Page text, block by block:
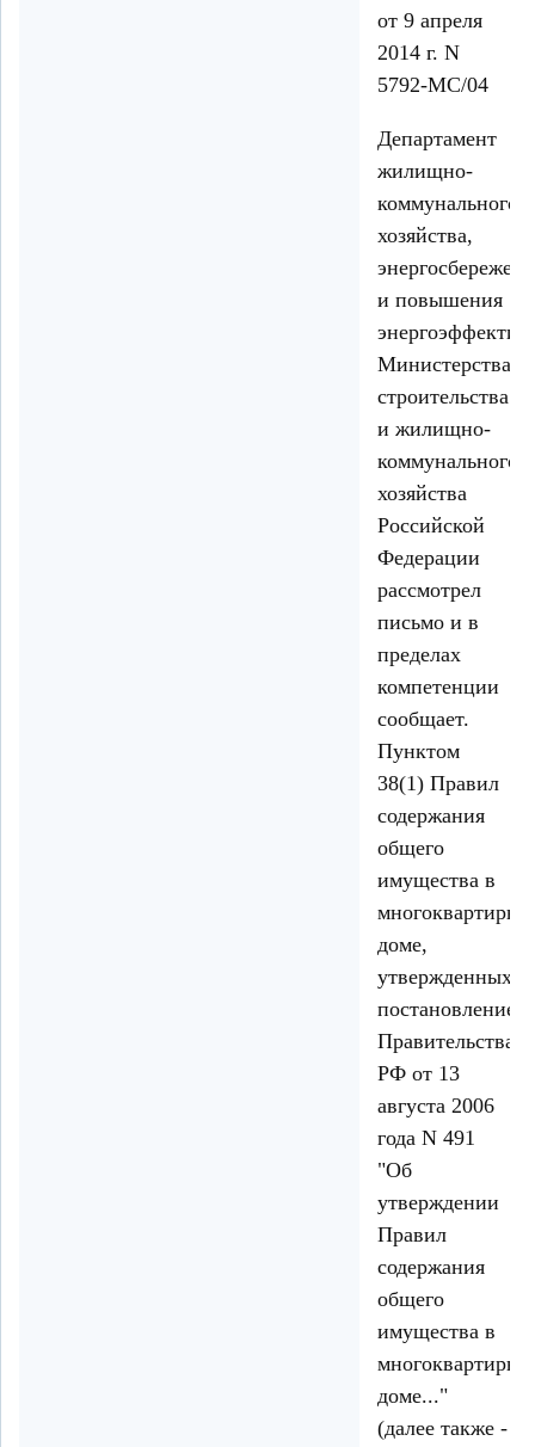
от 9 апреля
2014 г. N
5792-МС/04
Департамент
жилищно-
коммунального
хозяйства,
и повышения
Министерства
строительства
и жилищно-
коммунального
хозяйства
Российской
Федерации
рассмотрел
письмо и в
пределах
компетенции
сообщает.
Пунктом
38(1) Правил
содержания
общего
имущества в
доме,
утвержденных
постановлением
Правительства
РФ от 13
августа 2006
года N 491
"Об
утверждении
Правил
содержания
общего
имущества в
доме..."
(далее также -